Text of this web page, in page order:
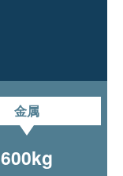
金属
600kg